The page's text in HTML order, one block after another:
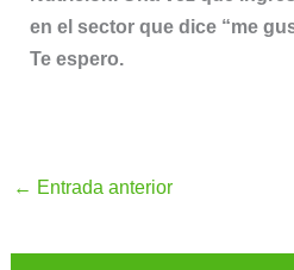
en el sector que dice “me
Te espero.
← Entrada anterior